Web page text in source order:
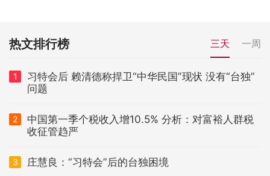
热文排行榜 三天 一周
1
习特会后 赖清德称捍卫“中华民国”现状 没有“台独”
问题
2
中国第一季个税收入增10.5% 分析：对富裕人群税
收征管趋严
3 庄慧良：“习特会”后的台独困境